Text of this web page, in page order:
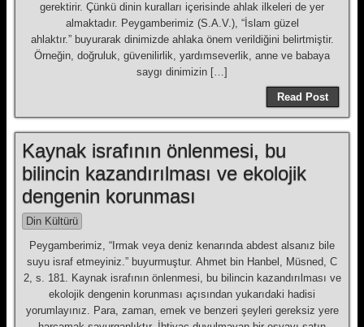
gerektirir. Çünkü dinin kuralları içerisinde ahlak ilkeleri de yer
almaktadır. Peygamberimiz (S.A.V.), “İslam güzel
ahlaktır.” buyurarak dinimizde ahlaka önem verildiğini belirtmiştir.
Örneğin, doğruluk, güvenilirlik, yardımseverlik, anne ve babaya
saygı dinimizin […]
Read Post
Kaynak israfının önlenmesi, bu
bilincin kazandırılması ve ekolojik
dengenin korunması
Din Kültürü
Peygamberimiz, “Irmak veya deniz kenarında abdest alsanız bile
suyu israf etmeyiniz.” buyurmuştur. Ahmet bin Hanbel, Müsned, C
2, s. 181. Kaynak israfının önlenmesi, bu bilincin kazandırılması ve
ekolojik dengenin korunması açısından yukarıdaki hadisi
yorumlayınız. Para, zaman, emek ve benzeri şeyleri gereksiz yere